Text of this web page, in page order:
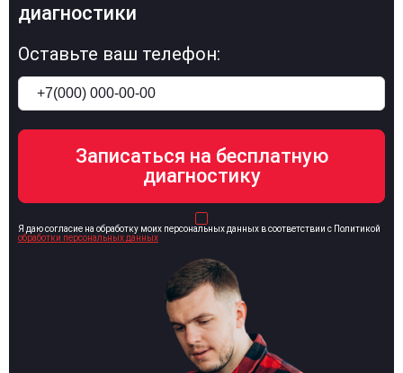
диагностики
Оставьте ваш телефон:
Я даю согласие на обработку моих персональных данных в соответствии с Политикой
обработки персональных данных